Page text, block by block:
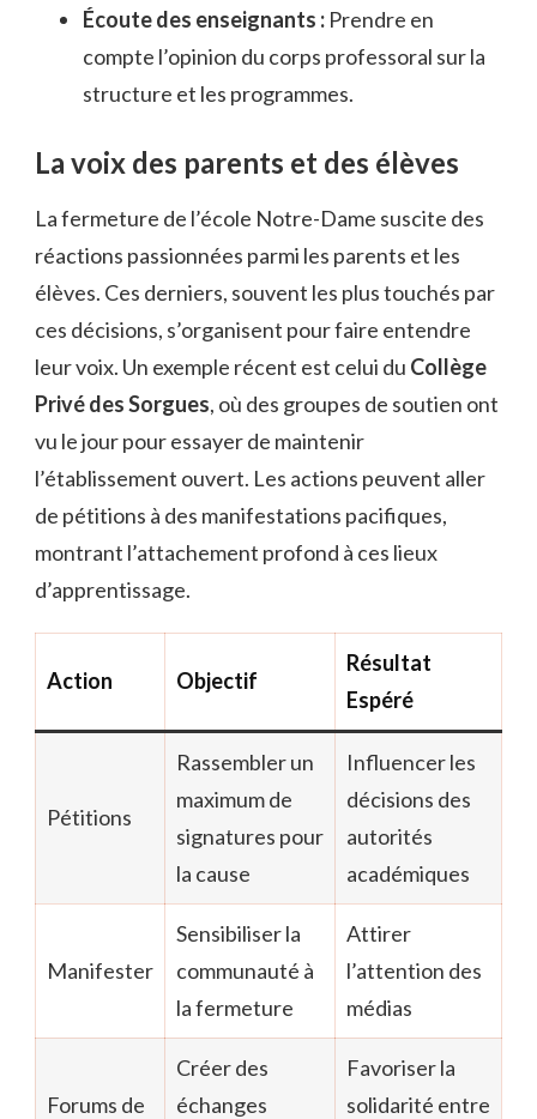
Écoute des enseignants : Prendre en
compte l’opinion du corps professoral sur la
structure et les programmes.
La voix des parents et des élèves
La fermeture de l’école Notre-Dame suscite des
réactions passionnées parmi les parents et les
élèves. Ces derniers, souvent les plus touchés par
ces décisions, s’organisent pour faire entendre
leur voix. Un exemple récent est celui du Collège
Privé des Sorgues, où des groupes de soutien ont
vu le jour pour essayer de maintenir
l’établissement ouvert. Les actions peuvent aller
de pétitions à des manifestations pacifiques,
montrant l’attachement profond à ces lieux
d’apprentissage.
Action Objectif
Résultat
Espéré
Pétitions
Rassembler un
maximum de
signatures pour
la cause
Influencer les
décisions des
autorités
académiques
Manifester
Sensibiliser la
communauté à
la fermeture
Attirer
l’attention des
médias
Forums de
Créer des
échanges
Favoriser la
solidarité entre